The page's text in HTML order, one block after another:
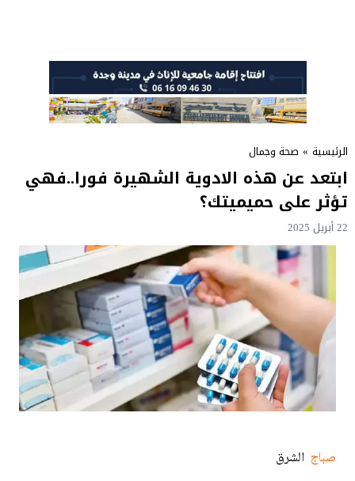
الرئيسية » صحة وجمال
ابتعد عن هذه الادوية الشهيرة فورا..فهي
تؤثر على حميميتك؟
22 أبريل 2025
صباج الشرق